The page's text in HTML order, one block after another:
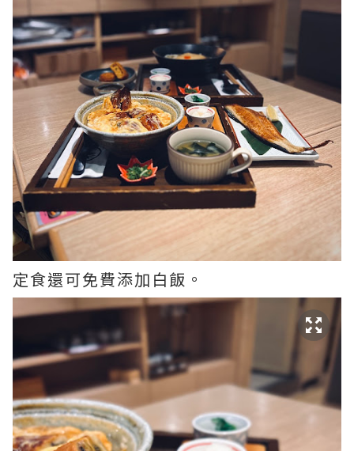
定食還可免費添加白飯。